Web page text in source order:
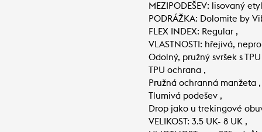
MEZIPODEŠEV: lisovaný
PODRÁŽKA: Dolomite by
FLEX INDEX: Regular ,
VLASTNOSTI: hřejivá,
Odolný, pružný svršek s
TPU ochrana ,
Pružná ochranná manžeta ,
Tlumivá podešev ,
Drop jako u trekingové
VELIKOST: 3.5 UK- 8 UK ,